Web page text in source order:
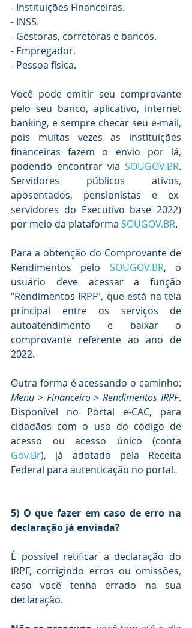
- Instituições Financeiras.
- INSS.
- Gestoras, corretoras e bancos.
- Empregador.
- Pessoa física.
Você pode emitir seu comprovante
pelo seu banco, aplicativo, internet
banking, e sempre checar seu e-mail,
pois muitas vezes as instituições
financeiras fazem o envio por lá,
podendo encontrar via SOUGOV.BR.
Servidores públicos ativos,
aposentados, pensionistas e ex-
servidores do Executivo base 2022)
por meio da plataforma SOUGOV.BR.
Para a obtenção do Comprovante de
Rendimentos pelo SOUGOV.BR, o
usuário deve acessar a função
“Rendimentos IRPF”, que está na tela
principal entre os serviços de
autoatendimento e baixar o
comprovante referente ao ano de
2022.
Menu > Financeiro > Rendimentos IRPF.
Disponível no Portal e-CAC, para
cidadãos com o uso do código de
Gov.Br), já adotado pela Receita
Federal para autenticação no portal.
5) O que fazer em caso de erro na
declaração já enviada?
É possível retificar a declaração do
IRPF, corrigindo erros ou omissões,
caso você tenha errado na sua
declaração.